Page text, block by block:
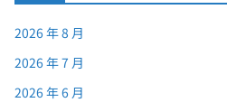
2026 年 8 月
2026 年 7 月
2026 年 6 月